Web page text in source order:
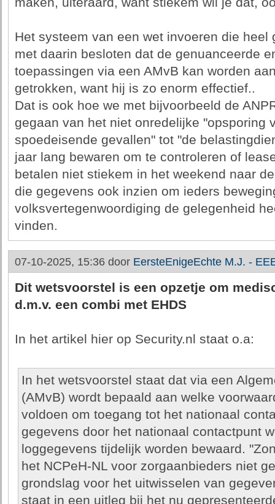
Het systeem van een wet invoeren die
met daarin besloten dat de genuanceerde
toepassingen via een AMvB kan worden
getrokken, want hij is zo enorm effectief..
Dat is ook hoe we met bijvoorbeeld de
gegaan van het niet onredelijke "opsporing
spoedeisende gevallen" tot "de
jaar lang bewaren om te controleren of
betalen niet stiekem in het weekend naar
die gegevens ook inzien om ieders
volksvertegenwoordiging de gelegenheid
vinden.
07-10-2025, 15:36 door EersteEnigeEchte M.J. -
Dit wetsvoorstel is een opzetje om
d.m.v. een combi met EHDS
In het artikel hier op Security.nl staat o.a:
In het wetsvoorstel staat dat via een
(AMvB) wordt bepaald aan welke
voldoen om toegang tot het nationaal
gegevens door het nationaal contactpunt
loggegevens tijdelijk worden bewaard.
het NCPeH-NL voor zorgaanbieders niet
grondslag voor het uitwisselen van
staat in een uitleg bij het nu